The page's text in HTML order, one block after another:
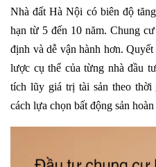
Nhà đất Hà Nội có biên độ
hạn từ 5 đến 10 năm. Chung
định và dễ vận hành hơn.
lược cụ thể của từng nhà đầu
tích lũy giá trị tài sản theo
cách lựa chọn bất động sản